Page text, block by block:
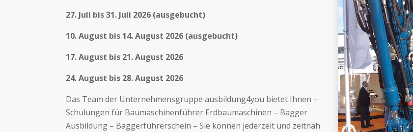
27. Juli bis 31. Juli 2026 (ausgebucht)
10. August bis 14. August 2026 (ausgebucht)
17. August bis 21. August 2026
24. August bis 28. August 2026
Das Team der Unternehmensgruppe ausbildung4you bietet Ihnen –
Schulungen für Baumaschinenführer Erdbaumaschinen – Bagger
Ausbildung – Baggerführerschein – Sie können jederzeit und zeitnah